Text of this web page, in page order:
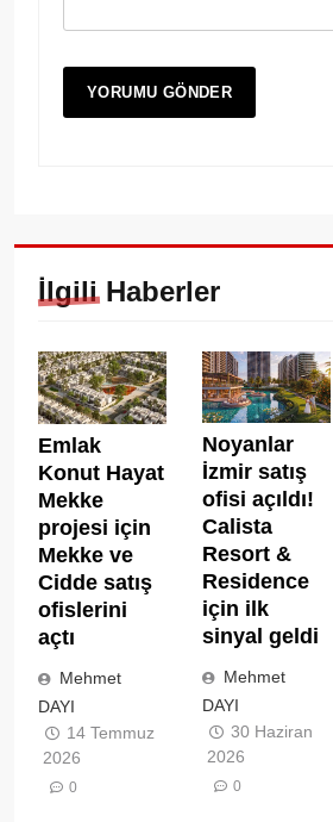
İlgili Haberler
Emlak
Konut Hayat
Mekke
projesi için
Mekke ve
Cidde satış
ofislerini
açtı
Mehmet
DAYI
14 Temmuz
2026
0
Noyanlar
İzmir satış
ofisi açıldı!
Calista
Resort &
Residence
için ilk
sinyal geldi
Mehmet
DAYI
30 Haziran
2026
0